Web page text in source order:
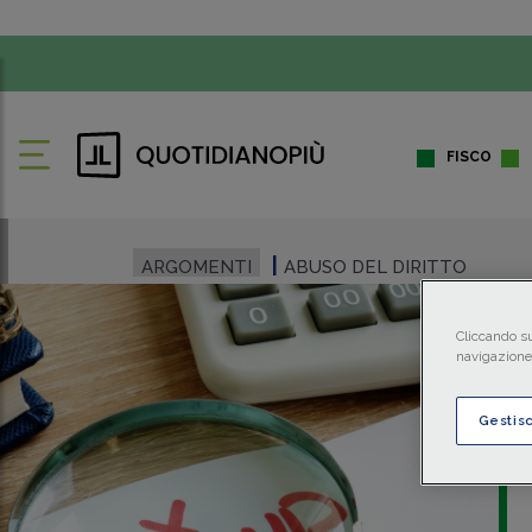
FISCO
ARGOMENTI ABUSO DEL DIRITTO
Cliccando